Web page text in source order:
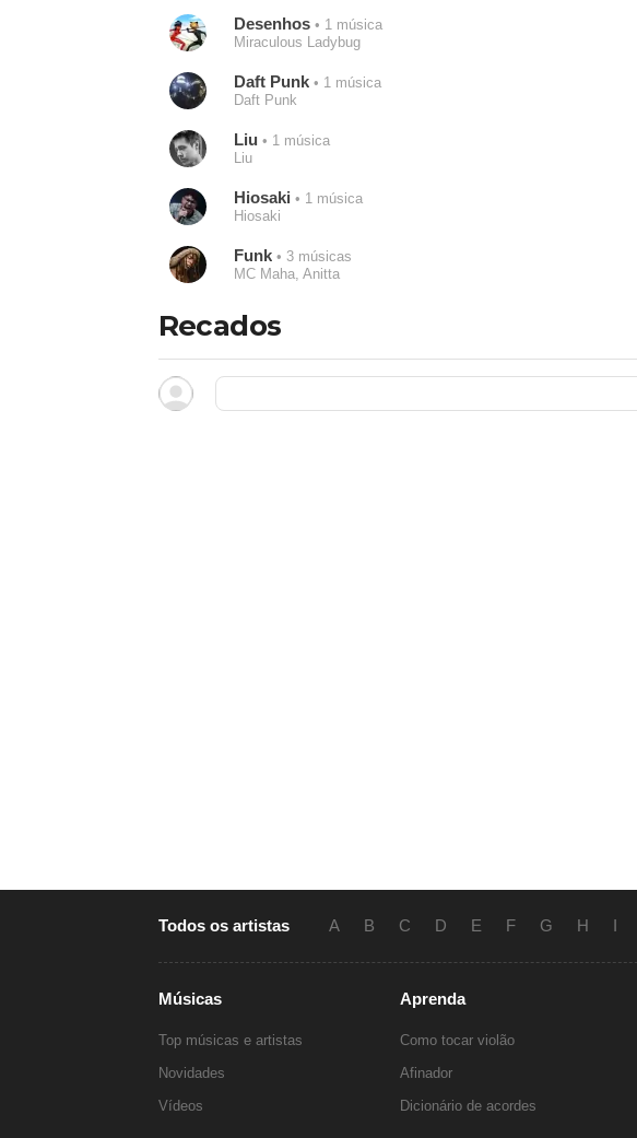
Desenhos• 1 música
Miraculous Ladybug
Daft Punk• 1 música
Daft Punk
Liu• 1 música
Liu
Hiosaki • 1 música
Hiosaki
Funk• 3 músicas
MC Maha, Anitta
Recados
Todos os artistas A B C D E F G H I
Músicas
Top músicas e artistas
Novidades
Vídeos
Aprenda
Como tocar violão
Afinador
Dicionário de acordes